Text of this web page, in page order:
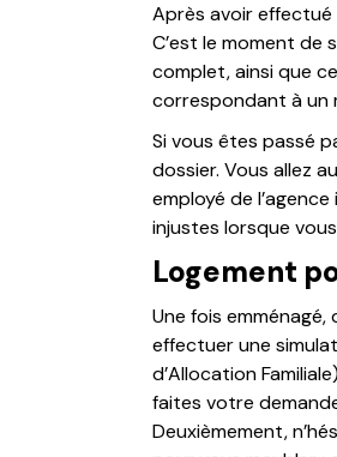
Après avoir
C’est le moment de
complet, ainsi que
correspondant à un
Si vous êtes passé
dossier. Vous allez
employé de
injustes lorsque
Logement
Une fois
effectuer une
d’Allocation
faites votre
Deuxièmement,